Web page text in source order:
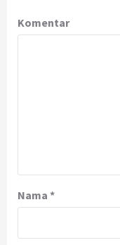
Komentar
Nama *